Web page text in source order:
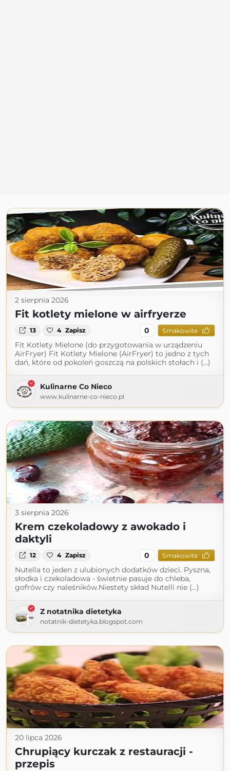
2 sierpnia 2026
Fit kotlety mielone w airfryerze
13 4 Zapisz 0 Smakowite
Fit Kotlety Mielone (do przygotowania w urządzeniu
AirFryer) Fit Kotlety Mielone (AirFryer) to jedno z tych
dań, które od pokoleń goszczą na polskich stołach i (...)
Kulinarne Co Nieco
www.kulinarne-co-nieco.pl
3 sierpnia 2026
Krem czekoladowy z awokado i
daktyli
12 4 Zapisz 0 Smakowite
Nutella to jeden z ulubionych dodatków dzieci. Pyszna,
słodka i czekoladowa - świetnie pasuje do chleba,
gofrów czy naleśników.Niestety skład Nutelli nie (...)
Z notatnika dietetyka
notatnik-dietetyka.blogspot.com
20 lipca 2026
Chrupiący kurczak z restauracji -
przepis